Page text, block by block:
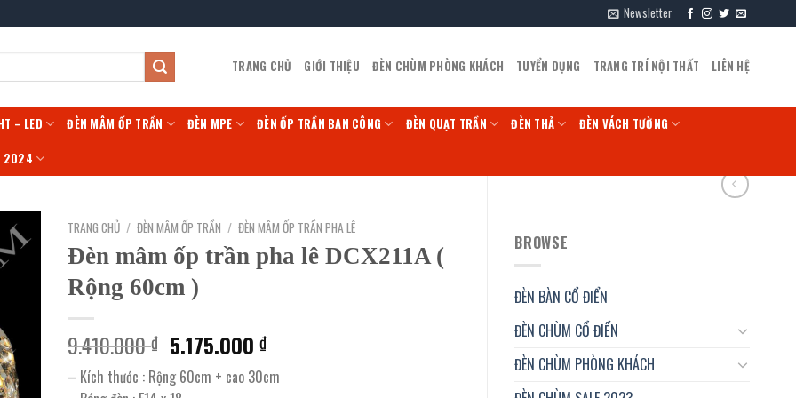
Newsletter
TRANG CHỦ GIỚI THIỆU ĐÈN CHÙM PHÒNG KHÁCH TUYỂN DỤNG TRANG TRÍ NỘI THẤT LIÊN HỆ
– LED ĐÈN MÂM ỐP TRẦN ĐÈN MPE ĐÈN ỐP TRẦN BAN CÔNG ĐÈN QUẠT TRẦN ĐÈN THẢ ĐÈN VÁCH TƯỜNG
2024
BROWSE
ĐÈN BÀN CỔ ĐIỂN
ĐÈN CHÙM CỔ ĐIỂN
ĐÈN CHÙM PHÒNG KHÁCH
TRANG CHỦ / ĐÈN MÂM ỐP TRẦN / ĐÈN MÂM ỐP TRẦN PHA LÊ
Đèn mâm ốp trần pha lê DCX211A (
Rộng 60cm )
9.410.000₫ Giá
gốc
là:
5.175.000₫Giá
tại
– Kích thước : Rộng 60cm + cao 30cm